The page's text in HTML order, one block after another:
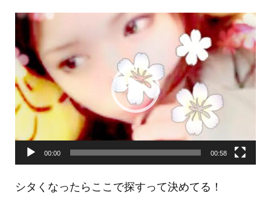
動
プ
レ
ー
ヤ
ー
00:00 00:58
シタくなったらここで探すって決めてる！